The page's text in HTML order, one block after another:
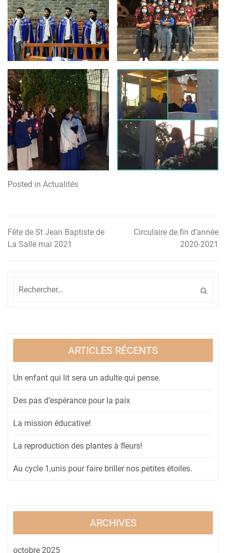
Posted in Actualités
Navigation
Fête de St Jean Baptiste de
La Salle mai 2021
Circulaire de fin d’année
2020-2021
ARTICLES RÉCENTS
Un enfant qui lit sera un adulte qui pense.
Des pas d’espérance pour la paix
La mission éducative!
La reproduction des plantes à fleurs!
Au cycle 1,unis pour faire briller nos petites étoiles.
ARCHIVES
octobre 2025